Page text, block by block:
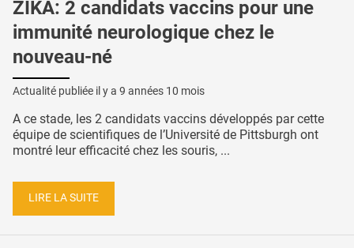
ZIKA: 2 candidats vaccins pour une
immunité neurologique chez le
nouveau-né
Actualité publiée il y a 9 années 10 mois
A ce stade, les 2 candidats vaccins développés par cette
équipe de scientifiques de l’Université de Pittsburgh ont
montré leur efficacité chez les souris, ...
LIRE LA SUITE